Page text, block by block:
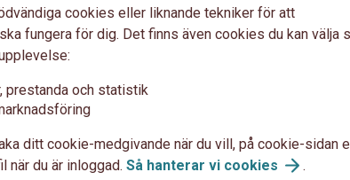
tar jag för risk?
de risker som förekommer för aktier,
vill säga företagsrisk och marknadsrisk, så
de som äger ett depåbevis. Även om
sker i lokal valuta påverkas priset av
den
cookies eller liknande tekniker för att
fungera för dig. Det finns även cookies du kan välja
prestanda och statistik
ditt cookie-medgivande när du vill, på cookie-sidan
när du är inloggad. Så hanterar vi cookies .